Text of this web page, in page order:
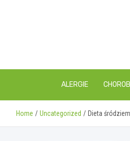
ALERGIE
Home Uncategorized Dieta